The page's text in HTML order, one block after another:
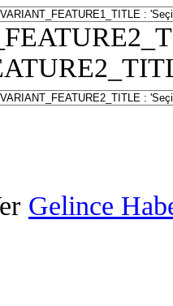
Gelince